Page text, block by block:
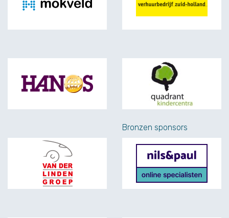
Quadrant
Van der Linden Groep Waddinxveen
Bronzen sponsors
nils&paul